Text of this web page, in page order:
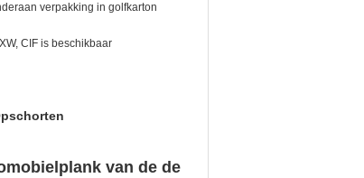
verpakking in golfkarton
CIF is beschikbaar
van de de